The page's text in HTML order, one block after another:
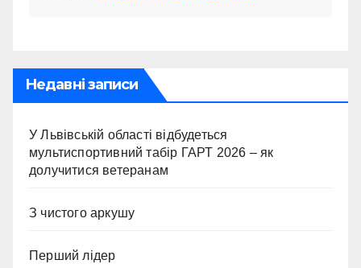
Недавні записи
У Львівській області відбудеться
мультиспортивний табір ГАРТ 2026 – як
долучитися ветеранам
З чистого аркушу
Перший лідер